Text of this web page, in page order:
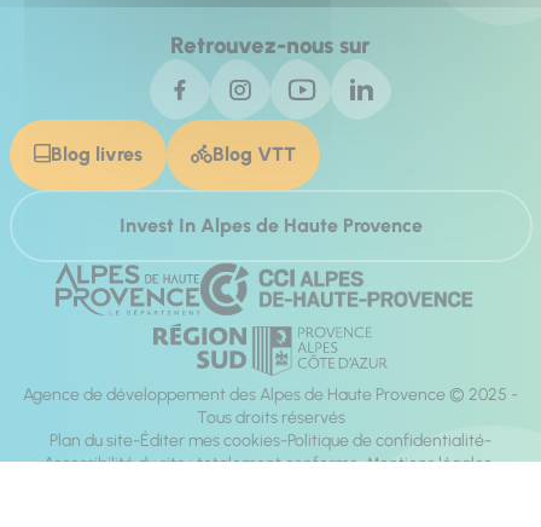
Retrouvez-nous sur
Blog livres Blog VTT
Invest In Alpes de Haute Provence
Agence de développement des Alpes de Haute Provence © 2025 -
Tous droits réservés
Plan du site Éditer mes cookies Politique de confidentialité
Accessibilité du site : totalement conforme Mentions légales